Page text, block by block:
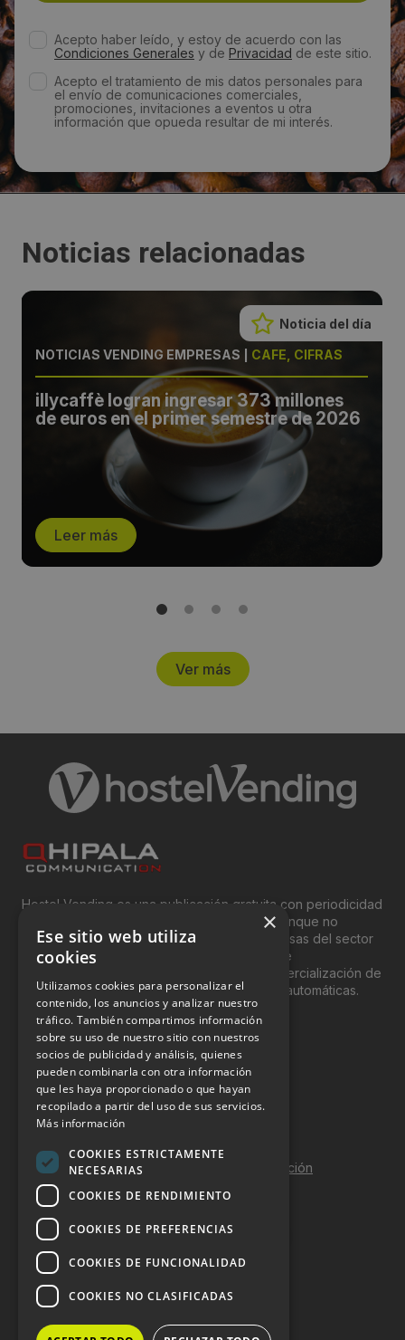
Acepto haber leído, y estoy de acuerdo con las
Condiciones Generales y de Privacidad de este sitio.
Acepto el tratamiento de mis datos personales para
el envío de comunicaciones comerciales,
promociones, invitaciones a eventos u otra
información que opueda resultar de mi interés.
Noticias relacionadas
NOTICIAS VENDING EMPRESAS CAFÉ, CIFRAS
illycaffè logran ingresar 373 millones
de euros en el primer semestre de 2026
Leer más
Noticia del día
Ver más
Hostel Vending es una publicación gratuita con periodicidad
bimensual y que está orientada, principal, aunque no
exclusivamente, a los profesionales y empresas del sector
del “Vending”; nombre con el que se conoce
genéricamente entre profesionales a la comercialización de
productos y servicios a través de máquinas automáticas.
INFORMACIÓN LEGAL
Aviso Legal
Política de Privacidad
Política de calidad y seguridad de la información
Contacto
DOSSIER Y CONTRATACIÓN
Dossier 2026 (ES)
×
Ese sitio web utiliza
cookies
Utilizamos cookies para personalizar el
contenido, los anuncios y analizar nuestro
tráfico. También compartimos información
sobre su uso de nuestro sitio con nuestros
socios de publicidad y análisis, quienes
pueden combinarla con otra información
que les haya proporcionado o que hayan
recopilado a partir del uso de sus servicios.
Más información
COOKIES ESTRICTAMENTE
NECESARIAS
COOKIES DE RENDIMIENTO
COOKIES DE PREFERENCIAS
COOKIES DE FUNCIONALIDAD
COOKIES NO CLASIFICADAS